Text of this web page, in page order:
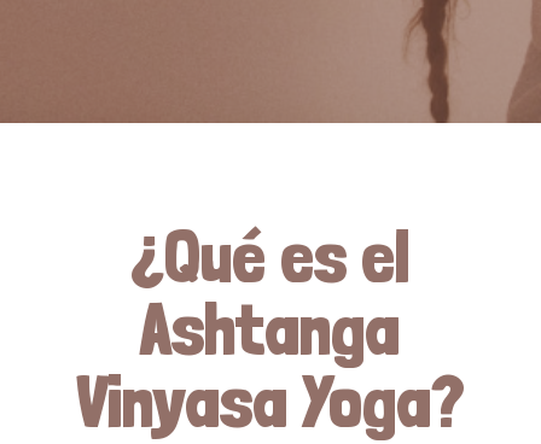
¿Qué es el
Ashtanga
Vinyasa Yoga?